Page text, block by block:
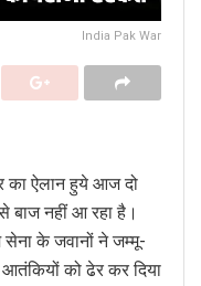
India Pak War
का ऐलान हुये आज दो
बाज नहीं आ रहा है।
सेना के जवानों ने जम्मू-
को ढेर कर दिया